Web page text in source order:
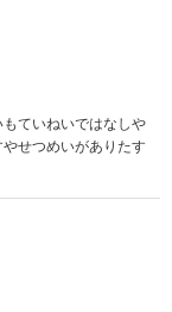
ていねいではなしや
せつめいがありたす